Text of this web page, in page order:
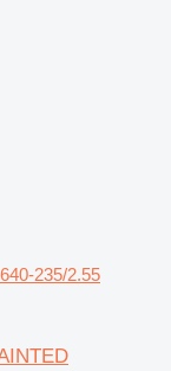
235/2.55